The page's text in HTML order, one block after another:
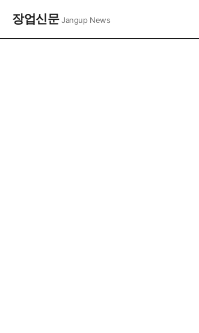
장업신문Jangup News